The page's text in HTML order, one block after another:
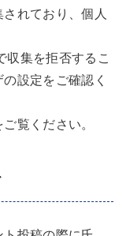
れており、個人
収集を拒否するこ
設定をご確認く
ご覧ください。